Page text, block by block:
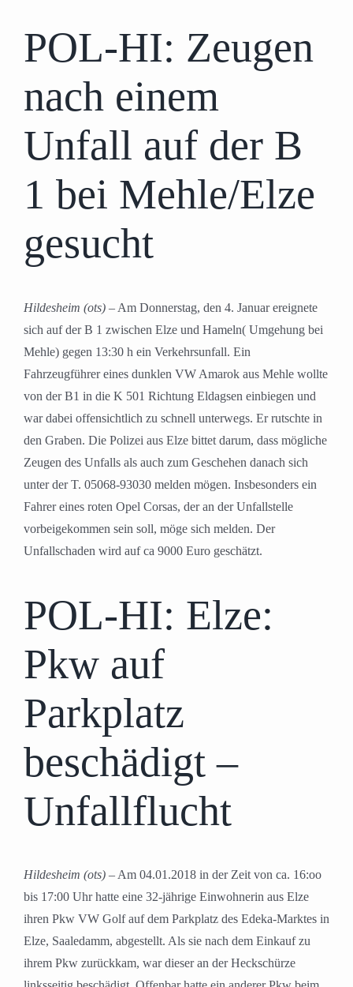
POL-HI: Zeugen
nach einem
Unfall auf der B
1 bei Mehle/Elze
gesucht
Hildesheim (ots) – Am Donnerstag, den 4. Januar ereignete
sich auf der B 1 zwischen Elze und Hameln( Umgehung bei
Mehle) gegen 13:30 h ein Verkehrsunfall. Ein
Fahrzeugführer eines dunklen VW Amarok aus Mehle wollte
von der B1 in die K 501 Richtung Eldagsen einbiegen und
war dabei offensichtlich zu schnell unterwegs. Er rutschte in
den Graben. Die Polizei aus Elze bittet darum, dass mögliche
Zeugen des Unfalls als auch zum Geschehen danach sich
unter der T. 05068-93030 melden mögen. Insbesonders ein
Fahrer eines roten Opel Corsas, der an der Unfallstelle
vorbeigekommen sein soll, möge sich melden. Der
Unfallschaden wird auf ca 9000 Euro geschätzt.
POL-HI: Elze:
Pkw auf
Parkplatz
beschädigt –
Unfallflucht
Hildesheim (ots) – Am 04.01.2018 in der Zeit von ca. 16:oo
bis 17:00 Uhr hatte eine 32-jährige Einwohnerin aus Elze
ihren Pkw VW Golf auf dem Parkplatz des Edeka-Marktes in
Elze, Saaledamm, abgestellt. Als sie nach dem Einkauf zu
ihrem Pkw zurückkam, war dieser an der Heckschürze